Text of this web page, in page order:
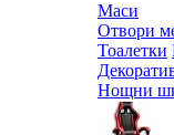
Маси
Отвори
Тоалетки
Нощни